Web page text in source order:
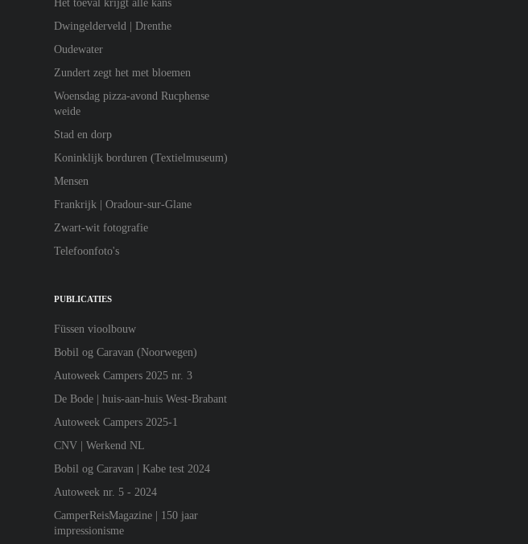
Het toeval krijgt alle kans
Dwingelderveld | Drenthe
Oudewater
Zundert zegt het met bloemen
Woensdag pizza-avond Rucphense
weide
Stad en dorp
Koninklijk borduren (Textielmuseum)
Mensen
Frankrijk | Oradour-sur-Glane
Zwart-wit fotografie
Telefoonfoto's
PUBLICATIES
Füssen vioolbouw
Bobil og Caravan (Noorwegen)
Autoweek Campers 2025 nr. 3
De Bode | huis-aan-huis West-Brabant
Autoweek Campers 2025-1
CNV | Werkend NL
Bobil og Caravan | Kabe test 2024
Autoweek nr. 5 - 2024
CamperReisMagazine | 150 jaar
impressionisme